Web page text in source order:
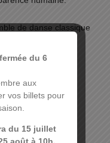
de danse classique
issus des
et de ballets
: A. Sotyanov et E.
du 6
aux
vos billets pour
du 15 juillet